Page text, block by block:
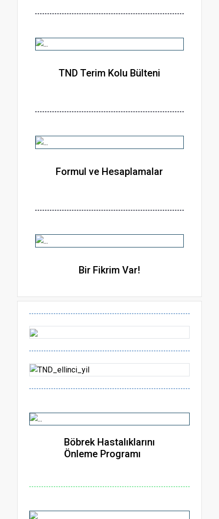
TND Terim Kolu Bülteni
Formul ve Hesaplamalar
Bir Fikrim Var!
Böbrek Hastalıklarını
Önleme Programı